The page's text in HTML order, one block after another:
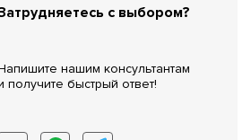
с выбором?
нашим консультантам
получите быстрый ответ!